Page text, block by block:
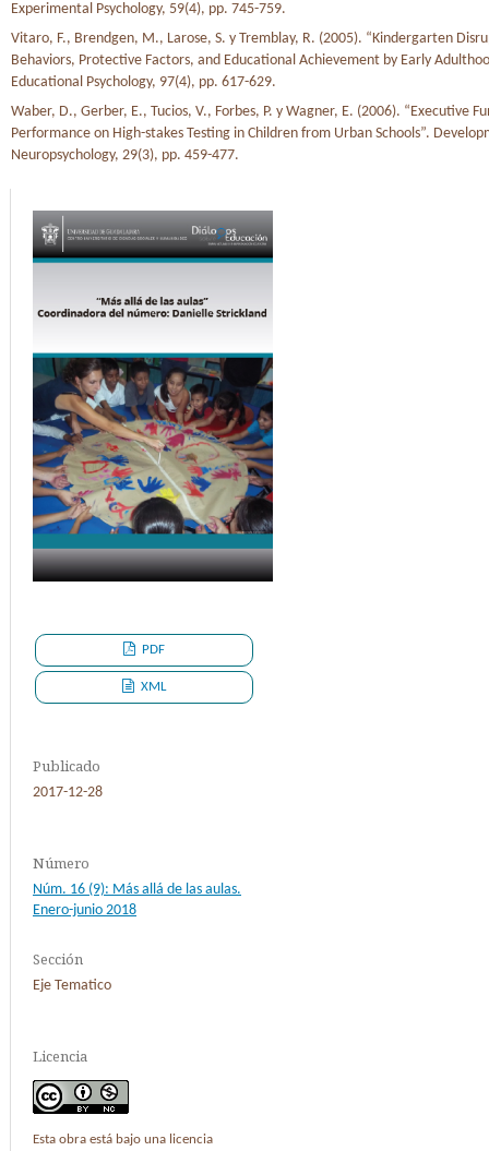
Experimental Psychology, 59(4), pp. 745-759.
Vitaro, F., Brendgen, M., Larose, S. y Tremblay, R. (2005). “Kindergarten
Behaviors, Protective Factors, and Educational Achievement by Early
Educational Psychology, 97(4), pp. 617-629.
Waber, D., Gerber, E., Tucios, V., Forbes, P. y Wagner, E. (2006). “Executive
Performance on High-stakes Testing in Children from Urban Schools”.
Neuropsychology, 29(3), pp. 459-477.
PDF
XML
Publicado
2017-12-28
Número
Núm. 16 (9): Más allá de las aulas.
Enero-junio 2018
Sección
Eje Tematico
Licencia
Esta obra está bajo una licencia